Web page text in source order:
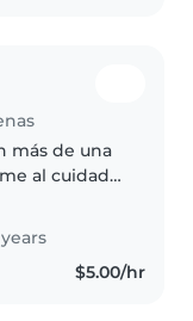
más de una
al cuidado
lectura. Me$5.00/hr